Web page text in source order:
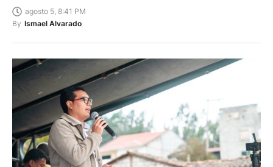
agosto 5, 8:41 PM
By Ismael Alvarado